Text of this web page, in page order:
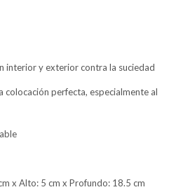
interior y exterior contra la suciedad
colocación perfecta, especialmente al
x Alto: 5 cm x Profundo: 18.5 cm